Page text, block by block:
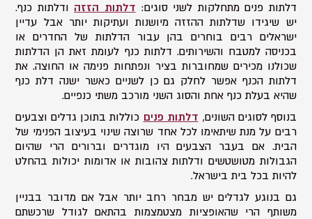
דלתות פנים מתחלקות לשני סוגים: דלתות הזזה ודלתות כנף.
יש שיגידו שדלתות ההזזה מיושנות ועתיקות יותר אבל עדיין
ישראלים רבים בוחרים בהן עבור הדלתות של החדרים או
בכניסה למטבח והשירותים. דלתות כנף לעומת זאת הן הדלתות
שכולנו מכירים שמחוברות בציר ונפתחות פנימה או החוצה. את
דלתות הכנף אפשר לחלק גם כן לשניים כאשר ישנה דלת כנף
שהיא בעלת כנף אחת והסוג השני מורכב משתי כנפיים.
בנוסף לסוגים השונים, דלתות פנים כוללות בתוכן גדלים וצבעים
רבים על מנת שיתאימו לכל אחד שרוצה שינוי בעיצוב הפנימי של
הבית. אם בעבר הצבעים היו מוגדרים וברורים הרי שהיום
הגבולות מטושטשים ודלתות צהובות או אדומות יכולות בהחלט
להיות בכל בית בישראל.
גם בנוגע לגדלים יש מבחר רחב יותר אבל אם מדובר בבניין
משותף הרי שהאופציות מצטמצמות בהתאם לגודל שרכשתם